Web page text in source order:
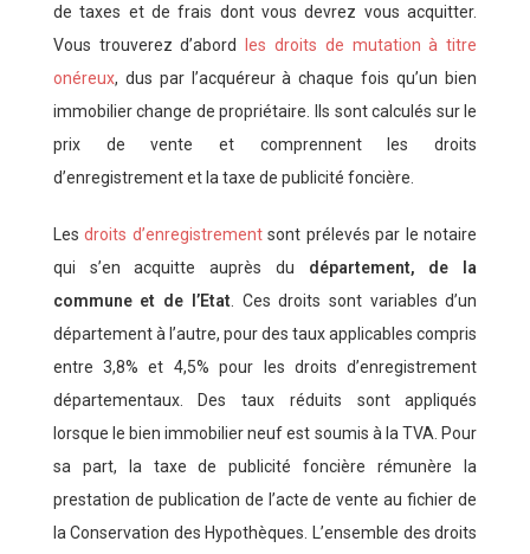
de taxes et de frais dont vous devrez vous acquitter.
Vous trouverez d’abord
les droits de mutation à titre
onéreux, dus par l’acquéreur à chaque fois qu’un bien
immobilier change de propriétaire. Ils sont calculés sur le
prix de vente et comprennent les droits
d’enregistrement et la taxe de publicité foncière.
Lesdroits d’enregistrementsont prélevés par le notaire
qui s’en acquitte auprès du département, de la
commune et de l’Etat . Ces droits sont variables d’un
département à l’autre, pour des taux applicables compris
entre 3,8% et 4,5% pour les droits d’enregistrement
départementaux. Des taux réduits sont appliqués
lorsque le bien immobilier neuf est soumis à la TVA. Pour
sa part, la taxe de publicité foncière rémunère la
prestation de publication de l’acte de vente au fichier de
la Conservation des Hypothèques. L’ensemble des droits